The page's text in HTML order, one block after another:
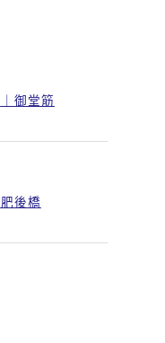
御堂筋
肥後橋